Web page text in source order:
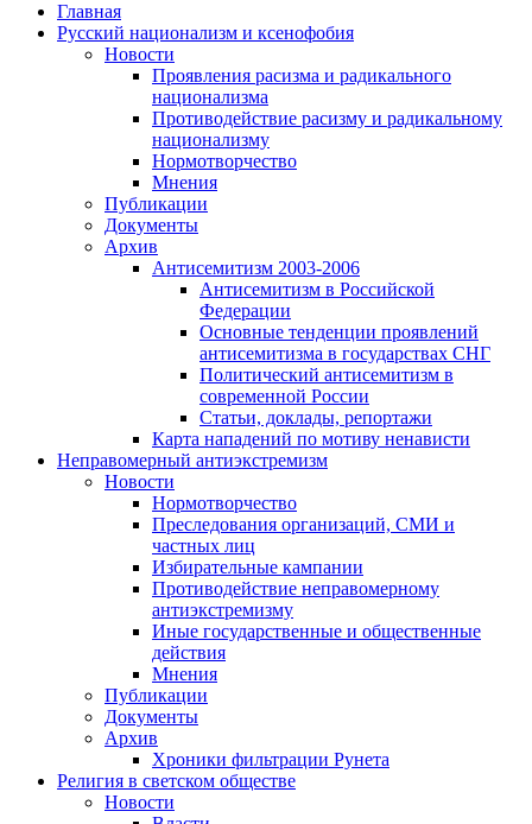
Главная
Русский национализм и ксенофобия
Новости
Проявления расизма и радикального
национализма
Противодействие расизму и радикальному
национализму
Нормотворчество
Мнения
Публикации
Документы
Архив
Антисемитизм 2003-2006
Антисемитизм в Российской
Федерации
Основные тенденции проявлений
антисемитизма в государствах СНГ
Политический антисемитизм в
современной России
Статьи, доклады, репортажи
Карта нападений по мотиву ненависти
Неправомерный антиэкстремизм
Новости
Нормотворчество
Преследования организаций, СМИ и
частных лиц
Избирательные кампании
Противодействие неправомерному
антиэкстремизму
Иные государственные и общественные
действия
Мнения
Публикации
Документы
Архив
Хроники фильтрации Рунета
Религия в светском обществе
Новости